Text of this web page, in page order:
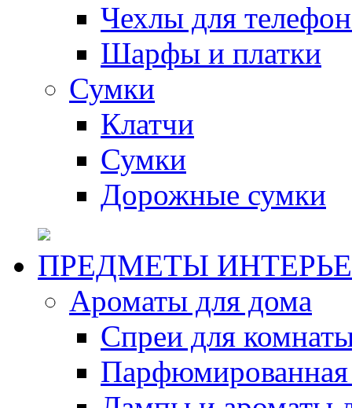
Чехлы для
Шарфы и платки
Сумки
Клатчи
Сумки
Дорожные сумки
ПРЕДМЕТЫ
Ароматы для дома
Спреи для
Парфюмированная